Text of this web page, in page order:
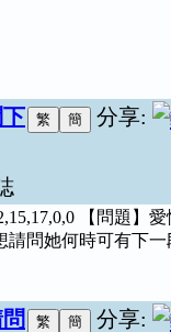
分享:
下
【問題】
請問她何時可有下
分享: